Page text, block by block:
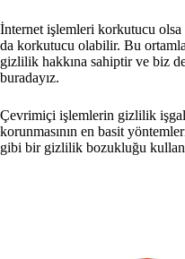
İnternet işlemleri korkutucu olsa
da korkutucu olabilir. Bu
gizlilik hakkına sahiptir ve biz
buradayız.
Çevrimiçi işlemlerin gizlilik
korunmasının en basit
gibi bir gizlilik bozukluğu